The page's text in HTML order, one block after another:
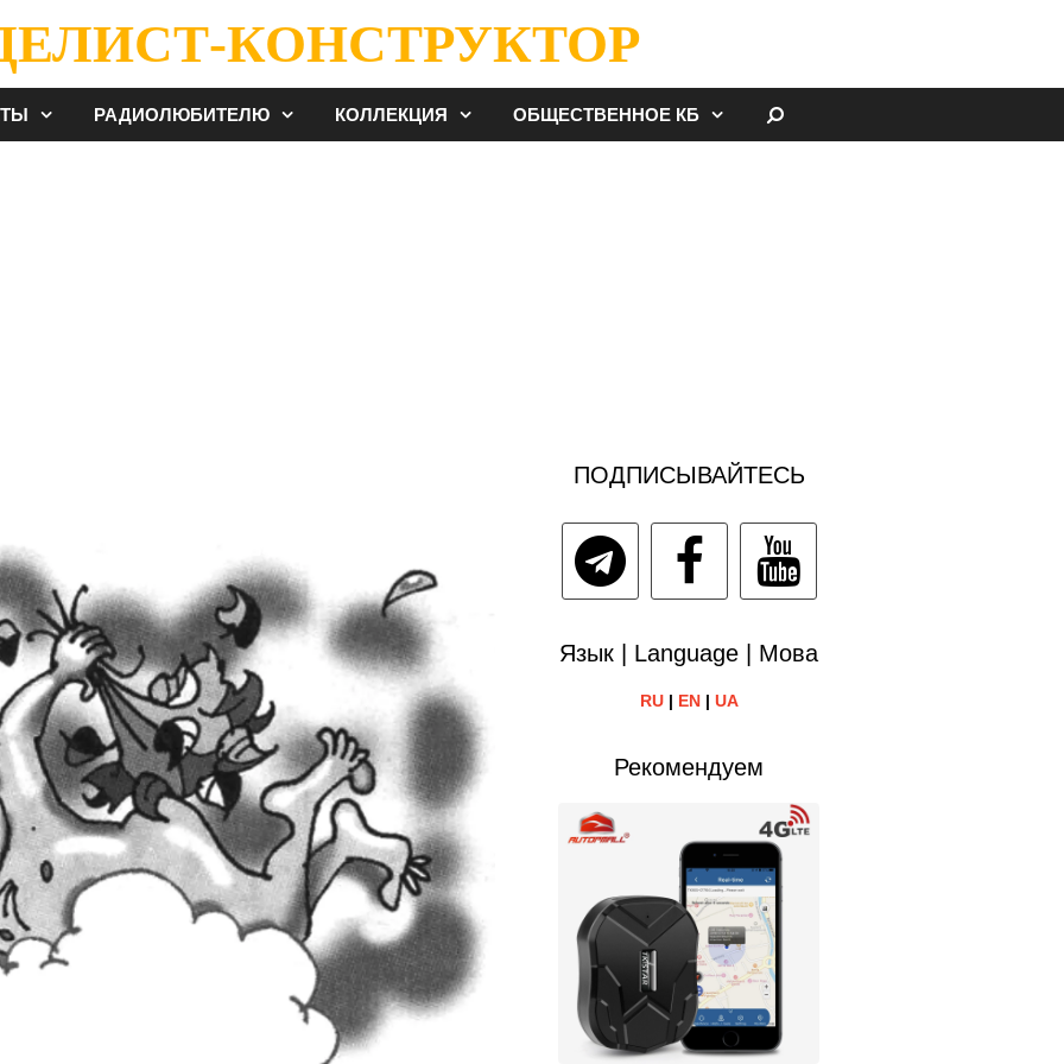
КОНСТРУКТОР
РАДИОЛЮБИТЕЛЮ КОЛЛЕКЦИЯ ОБЩЕСТВЕННОЕ КБ
ПОДПИСЫВАЙТЕСЬ
Язык | Language | Мова
RU| EN| UA
Рекомендуем